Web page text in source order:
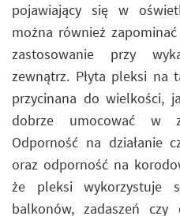
pojawiający się w
można również
zastosowanie przy
zewnątrz. Płyta pleksi na
przycinana do wielkości,
dobrze umocować w
Odporność na działanie
oraz odporność na
że pleksi wykorzystuje
balkonów, zadaszeń